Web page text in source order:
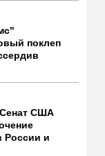
поклеп
Сенат США
России и